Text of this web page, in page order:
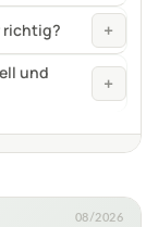
richtig? +
und
+
08/2026